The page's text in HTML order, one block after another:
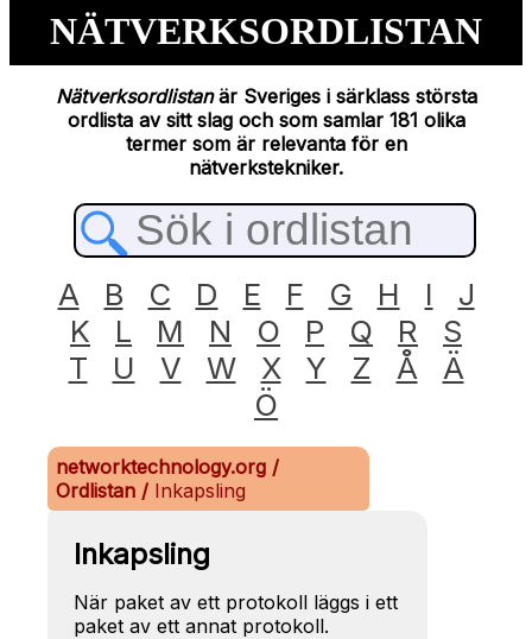
NÄTVERKSORDLISTAN
Nätverksordlistanär Sveriges i särklass största
ordlista av sitt slag och som samlar 181 olika
termer som är relevanta för en
nätverkstekniker.
A B C D E F G H I
J
K
L M N O P Q R
S
T
U V W X Y Z Å
Ä
Ö
networktechnology.org /
Ordlistan / Inkapsling
Inkapsling
När paket av ett protokoll läggs i ett
paket av ett annat protokoll.